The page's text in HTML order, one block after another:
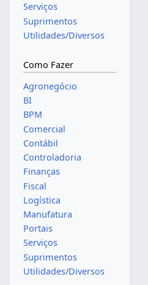
Serviços
Suprimentos
Utilidades/Diversos
Como Fazer
Agronegócio
BI
BPM
Comercial
Contábil
Controladoria
Finanças
Fiscal
Logística
Manufatura
Portais
Serviços
Suprimentos
Utilidades/Diversos